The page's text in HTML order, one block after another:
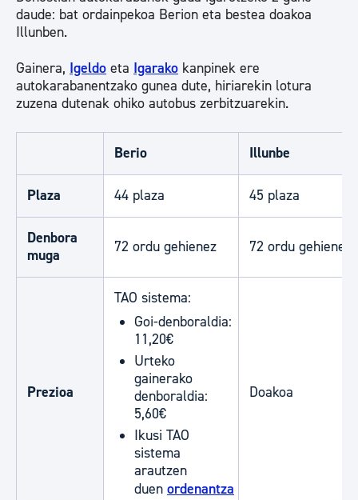
daude: bat ordainpekoa Berion eta bestea doakoa
Illunben.
Gainera, Igeldo eta Igarako kanpinek ere
autokarabanentzako gunea dute, hiriarekin lotura
zuzena dutenak ohiko autobus zerbitzuarekin.
Berio Illunbe
Plaza 44 plaza 45 plaza
Denbora
muga
72 ordu gehienez 72 ordu gehienez
Prezioa
TAO sistema:
Goi-denboraldia:
11,20€
Urteko
gainerako
denboraldia:
5,60€
Ikusi TAO
sistema
arautzen
duen ordenantza
Doakoa